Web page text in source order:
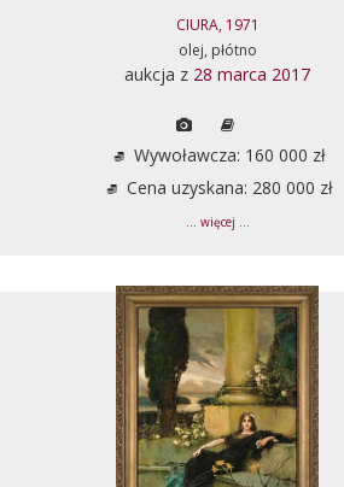
CIURA, 1971
olej, płótno
aukcja z 28 marca 2017
Wywoławcza: 160 000 zł
Cena uzyskana: 280 000 zł
... więcej ...